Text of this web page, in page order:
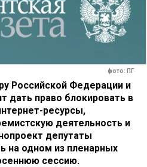
фото: ПГ
Российской Федерации и
дать право блокировать в
ресурсы,
деятельность и
депутаты
на одном из пленарных
сессию.